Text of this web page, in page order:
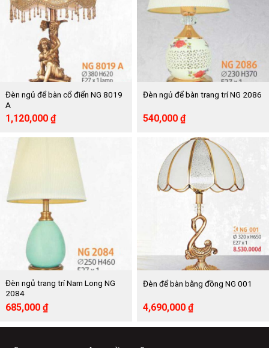
Đèn ngủ để bàn cổ điển NG 8019
A
Giá
2,040,000 ₫.
1,120,000 ₫Giá
tại
1,120,000 ₫.
Đèn ngủ để bàn trang trí NG 2086
Giá
990,000 ₫.
540,000 ₫Giá
tại
là:
540,000 ₫.
Đèn ngủ trang trí Nam Long NG
2084
Giá
là:
685,000 ₫Giá
hiện
tại
685,000 ₫.
Đèn để bàn bằng đồng NG 001
Giá
gốc
là:
4,690,000 ₫Giá
hiện
tại